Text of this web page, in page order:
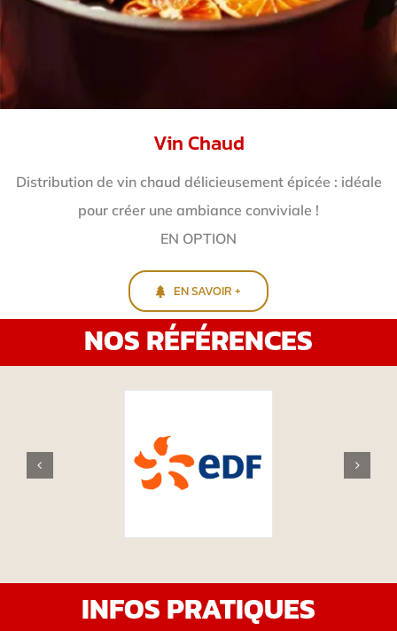
Vin Chaud
Distribution de vin chaud délicieusement épicée : idéale
pour créer une ambiance conviviale !
EN OPTION
EN SAVOIR +
NOS RÉFÉRENCES
INFOS PRATIQUES